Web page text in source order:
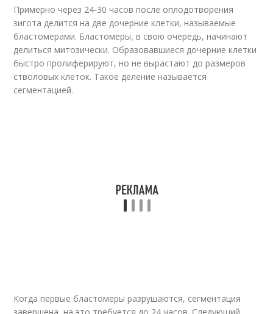
Примерно через 24-30 часов после оплодотворения
зигота делится на две дочерние клетки, называемые
бластомерами. Бластомеры, в свою очередь, начинают
делиться митозически. Образовавшиеся дочерние клетки
быстро пролиферируют, но не вырастают до размеров
стволовых клеток. Такое деление называется
сегментацией.
Когда первые бластомеры разрушаются, сегментация